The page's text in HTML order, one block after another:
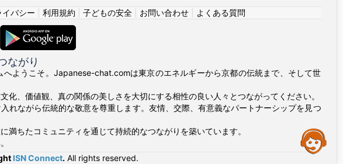
イバシー 利用規約 子どもの安全| お問い合わせ| よくある質問
ながり
ようこそ。Japanese-chat.comは東京のエネルギーから京都の伝統まで、そして世
、価値観、真の関係の美しさを大切にする相性の良い人々とつながってください。
れながら伝統的な敬意を尊重します。友情、交際、有意義なパートナーシップを見つ
ちたコミュニティを通じて持続的なつながりを築いています。
ISN Connect. All rights reserved.
Assistance